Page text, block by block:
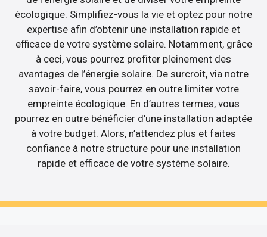
écologique. Simplifiez-vous la vie et optez pour notre
expertise afin d’obtenir une installation rapide et
efficace de votre système solaire. Notamment, grâce
à ceci, vous pourrez profiter pleinement des
avantages de l’énergie solaire. De surcroît, via notre
savoir-faire, vous pourrez en outre limiter votre
empreinte écologique. En d’autres termes, vous
pourrez en outre bénéficier d’une installation adaptée
à votre budget. Alors, n’attendez plus et faites
confiance à notre structure pour une installation
rapide et efficace de votre système solaire.